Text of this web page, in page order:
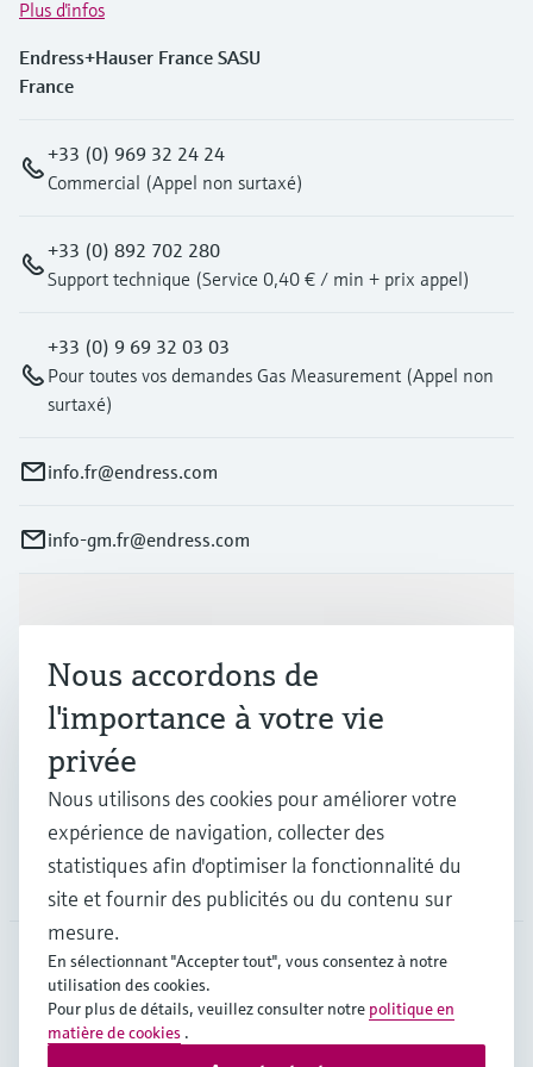
Plus d'infos
Endress+Hauser France SASU
France
+33 (0) 969 32 24 24
Commercial (Appel non surtaxé)
+33 (0) 892 702 280
Support technique (Service 0,40 € / min + prix appel)
+33 (0) 9 69 32 03 03
Pour toutes vos demandes Gas Measurement (Appel non
surtaxé)
info.fr@endress.com
info-gm.fr@endress.com
Industries
Support
Société
FRA•Français
Nous accordons de
l'importance à votre vie
privée
Nous utilisons des cookies pour améliorer votre
expérience de navigation, collecter des
statistiques afin d'optimiser la fonctionnalité du
site et fournir des publicités ou du contenu sur
mesure.
En sélectionnant "Accepter tout", vous consentez à notre
utilisation des cookies.
Pour plus de détails, veuillez consulter notre politique en
matière de cookies .